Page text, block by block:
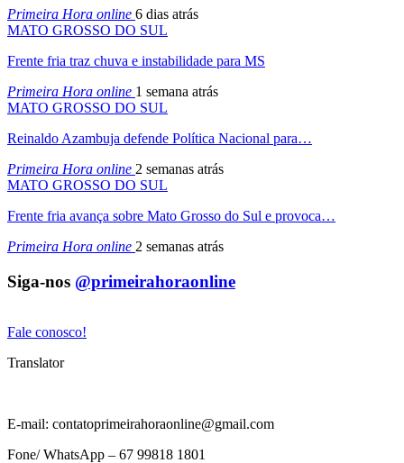
Primeira Hora online 6 dias atrás
MATO GROSSO DO SUL
Frente fria traz chuva e instabilidade para MS
Primeira Hora online 1 semana atrás
MATO GROSSO DO SUL
Reinaldo Azambuja defende Política Nacional para…
Primeira Hora online 2 semanas atrás
MATO GROSSO DO SUL
Frente fria avança sobre Mato Grosso do Sul e provoca…
Primeira Hora online 2 semanas atrás
Siga-nos @primeirahoraonline
Fale conosco!
Translator
E-mail: contatoprimeirahoraonline@gmail.com
Fone/ WhatsApp – 67 99818 1801